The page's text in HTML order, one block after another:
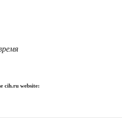
cih.ru website: